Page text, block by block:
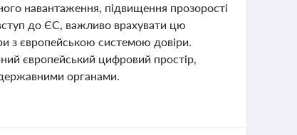
навантаження, підвищення прозорості
до ЄС, важливо врахувати цю
з європейською системою довіри.
європейський цифровий простір,
органами.